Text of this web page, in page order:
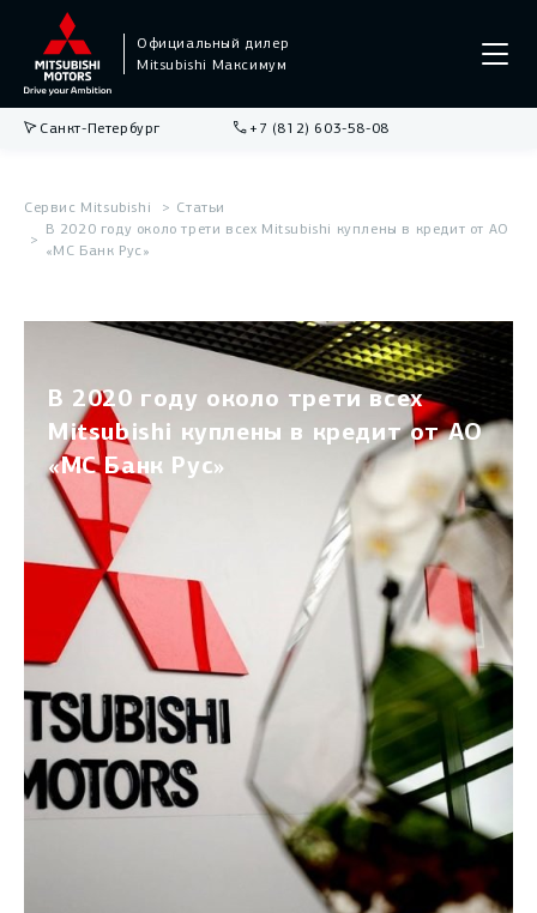
Официальный дилер
Mitsubishi Максимум
Санкт-Петербург +7 (812) 603-58-08
Сервис Mitsubishi
Статьи
В 2020 году около трети всех Mitsubishi куплены в кредит от АО
«МС Банк Рус»
В 2020 году около трети всех
Mitsubishi куплены в кредит от АО
«МС Банк Рус»